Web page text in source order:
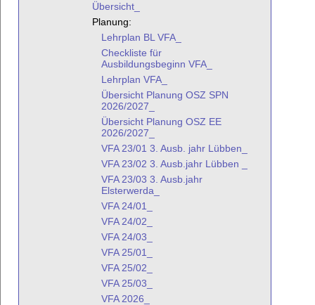
Übersicht_
Planung:
Lehrplan BL VFA_
Checkliste für
Ausbildungsbeginn VFA_
Lehrplan VFA_
Übersicht Planung OSZ SPN
2026/2027_
Übersicht Planung OSZ EE
2026/2027_
VFA 23/01 3. Ausb. jahr Lübben_
VFA 23/02 3. Ausb.jahr Lübben _
VFA 23/03 3. Ausb.jahr
Elsterwerda_
VFA 24/01_
VFA 24/02_
VFA 24/03_
VFA 25/01_
VFA 25/02_
VFA 25/03_
VFA 2026_